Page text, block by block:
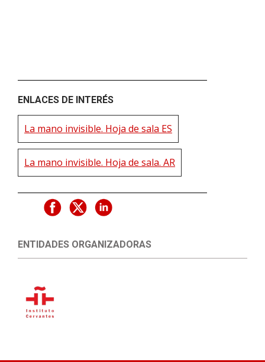
ENLACES DE INTERÉS
La mano invisible. Hoja de sala ES
La mano invisible. Hoja de sala. AR
ENTIDADES ORGANIZADORAS